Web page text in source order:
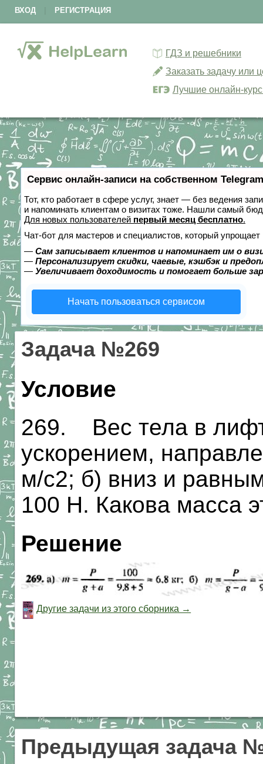
ВХОД РЕГИСТРАЦИЯ
ГДЗ и решебники
Заказать задачу или
Лучшие онлайн-
Сервис онлайн-записи на собственном
Тот, кто работает в сфере услуг, знает — без ведения
и напоминать клиентам о визитах тоже. Нашли самый
Для новых пользователей первый месяц бесплатно.
Чат-бот для мастеров и специалистов, который упрощает
— Сам записывает клиентов и напоминает им о
— Персонализирует скидки, чаевые, кэшбэк и
— Увеличивает доходимость и помогает больше
Начать пользоваться сервисом
Задача №269
Условие
269. Вес тела в
ускорением,
м/с2; б) вниз и
100 Н. Какова масса
Решение
Другие задачи из этого сборника →
Предыдущая задача